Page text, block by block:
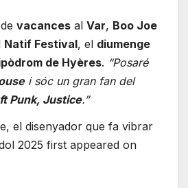
vacances al Var, Boo Joe
Natif Festival, el diumenge
de Hyères. “Posaré
i sóc un gran fan del
Punk, Justice.”
el disenyador que fa vibrar
2025 first appeared on